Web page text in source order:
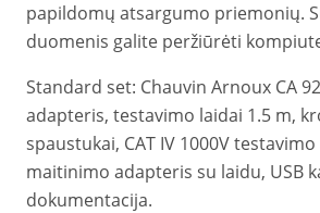
papildomų atsargumo priemonių.
duomenis galite peržiūrėti
Standard set: Chauvin Arnoux CA
adapteris, testavimo laidai 1.5 m,
spaustukai, CAT IV 1000V
maitinimo adapteris su laidu, USB
dokumentacija.